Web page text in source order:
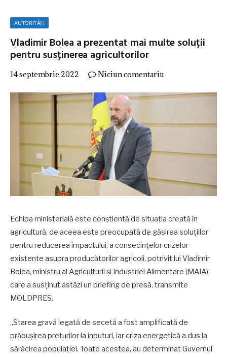
AUTORITĂȚI
Vladimir Bolea a prezentat mai multe soluții
pentru susținerea agricultorilor
14 septembrie 2022 Niciun comentariu
Echipa ministerială este conștientă de situația creată în
agricultură, de aceea este preocupată de găsirea soluțiilor
pentru reducerea impactului, a consecințelor crizelor
existente asupra producătorilor agricoli, potrivit lui Vladimir
Bolea, ministru al Agriculturii și Industriei Alimentare (MAIA),
care a susținut astăzi un briefing de presă, transmite
MOLDPRES.
„Starea gravă legată de secetă a fost amplificată de
prăbușirea prețurilor la inputuri, iar criza energetică a dus la
sărăcirea populației. Toate acestea, au determinat Guvernul